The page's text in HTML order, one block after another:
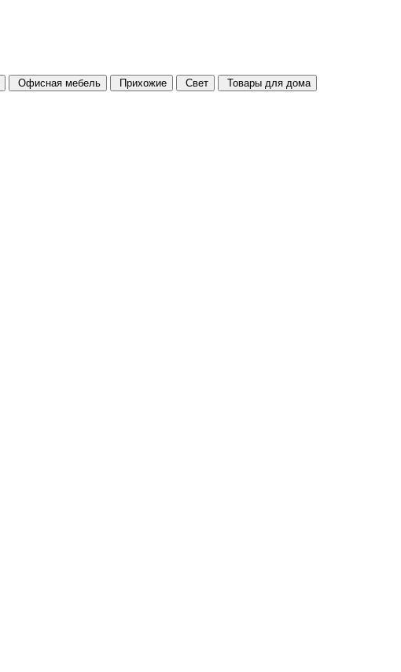
Офисная мебель Прихожие Свет
Товары для дома